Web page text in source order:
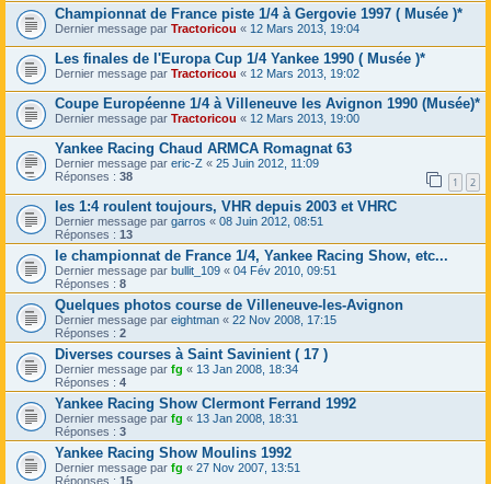
Championnat de France piste 1/4 à Gergovie 1997 ( Musée )*
Dernier message par Tractoricou « 12 Mars 2013, 19:04
Les finales de l'Europa Cup 1/4 Yankee 1990 ( Musée )*
Dernier message par Tractoricou « 12 Mars 2013, 19:02
Coupe Européenne 1/4 à Villeneuve les Avignon 1990 (Musée)*
Dernier message par Tractoricou « 12 Mars 2013, 19:00
Yankee Racing Chaud ARMCA Romagnat 63
Dernier message par eric-Z « 25 Juin 2012, 11:09
Réponses : 38 1 2
les 1:4 roulent toujours, VHR depuis 2003 et VHRC
Dernier message par garros « 08 Juin 2012, 08:51
Réponses : 13
le championnat de France 1/4, Yankee Racing Show, etc...
Dernier message par bullit_109 « 04 Fév 2010, 09:51
Réponses : 8
Quelques photos course de Villeneuve-les-Avignon
Dernier message par eightman « 22 Nov 2008, 17:15
Réponses : 2
Diverses courses à Saint Savinient ( 17 )
Dernier message par fg « 13 Jan 2008, 18:34
Réponses : 4
Yankee Racing Show Clermont Ferrand 1992
Dernier message par fg « 13 Jan 2008, 18:31
Réponses : 3
Yankee Racing Show Moulins 1992
Dernier message par fg « 27 Nov 2007, 13:51
Réponses : 15